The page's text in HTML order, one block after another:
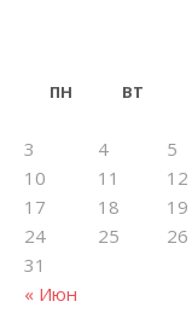
ПН ВТ
« Июн
3
4 5
10
11 12
17
18 19
24
25 26
31